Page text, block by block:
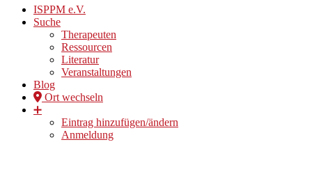
ISPPM e.V.
Suche
Therapeuten
Ressourcen
Literatur
Veranstaltungen
Blog
Ort wechseln
➕
Eintrag hinzufügen/ändern
Anmeldung